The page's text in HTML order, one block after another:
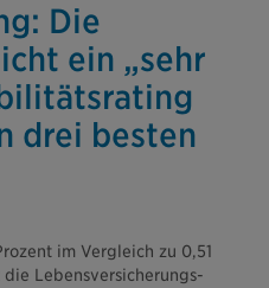
Die
ein „sehr
drei besten
im Vergleich zu 0,51
Lebensversicherungs-